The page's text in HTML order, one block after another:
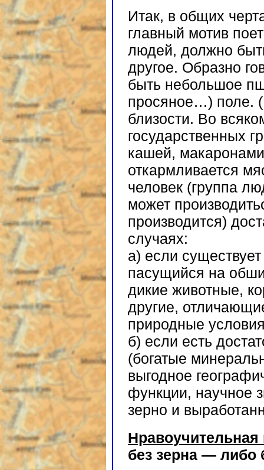
Итак, в общих
главный мотив
людей, должно
другое. Образно
быть небольшое
просяное…) поле.
близости. Во
государственных
кашей,
откармливается
человек (группа
может
производится)
случаях:
а) если
пасущийся на
дикие животные,
другие,
природные
б) если есть
(богатые
выгодное
функции, научное
зерно и
без зерна — либо